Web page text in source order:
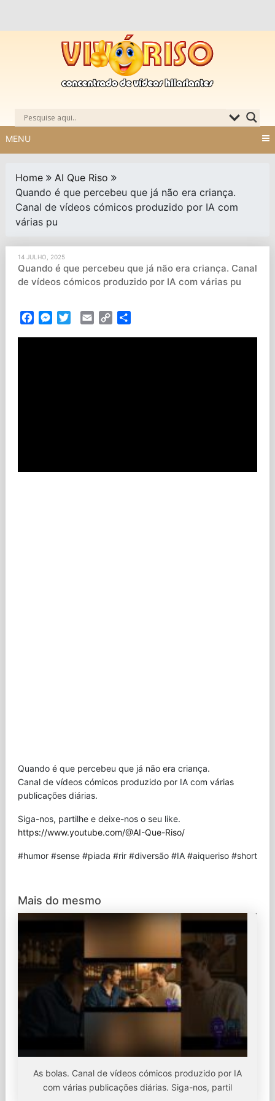
MENU
Home
AI Que Riso
Quando é que percebeu que já não era criança.
Canal de vídeos cómicos produzido por IA com
várias pu
14 JULHO, 2025
Quando é que percebeu que já não era criança. Canal
de vídeos cómicos produzido por IA com várias pu
FacebookMessenger
TwitterEmail Copy
Quando é que percebeu que já não era criança.
Canal de vídeos cómicos produzido por IA com várias
publicações diárias.
Siga-nos, partilhe e deixe-nos o seu like.
https://www.youtube.com/@AI-Que-Riso/
#humor #sense #piada #rir #diversão #IA #aiqueriso #short
Mais do mesmo
As bolas. Canal de vídeos cómicos produzido por IA
com várias publicações diárias. Siga-nos, partil